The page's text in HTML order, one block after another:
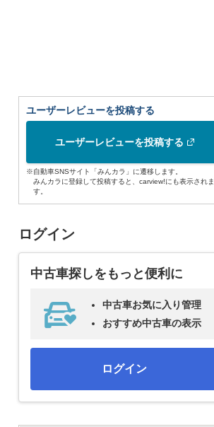
ユーザーレビューを投稿する
ユーザーレビューを投稿する
※自動車SNSサイト「みんカラ」に遷移します。
みんカラに登録して投稿すると、carview!にも表示されま
す。
ログイン
中古車探しをもっと便利に
中古車お気に入り管理
おすすめ中古車の表示
ログイン